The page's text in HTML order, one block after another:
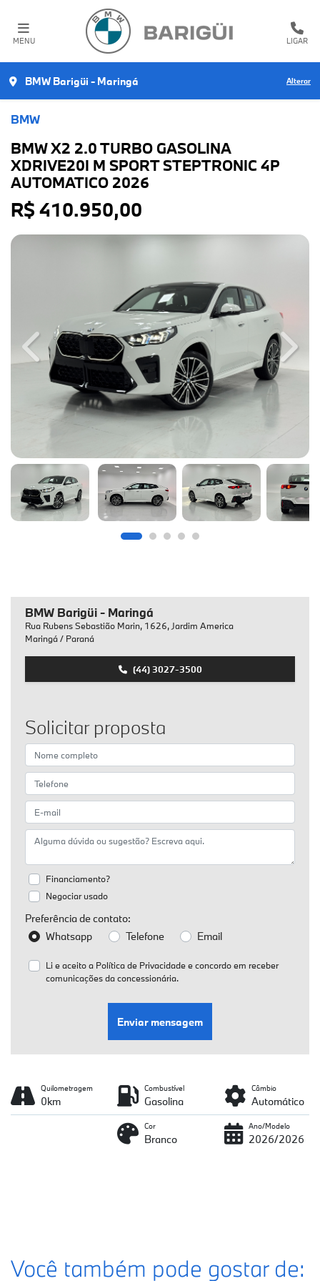
MENU LIGAR
BMW Barigüi - Maringá Alterar
BMW
BMW X2 2.0 TURBO GASOLINA
XDRIVE20I M SPORT STEPTRONIC 4P
AUTOMATICO 2026
R$ 410.950,00
Previous Next
BMW Barigüi - Maringá
Rua Rubens Sebastião Marin, 1626, Jardim America
Maringá / Paraná
(44) 3027-3500
Solicitar proposta
Financiamento?
Negociar usado
Preferência de contato:
Whatsapp
Telefone Email
Li e aceito a Política de Privacidadee concordo em receber
comunicações da concessionária.
Enviar mensagem
Câmbio
Automático
Combustível
Gasolina
Quilometragem
0km
Ano/Modelo
2026/2026
Cor
Branco
Você também pode gostar de: